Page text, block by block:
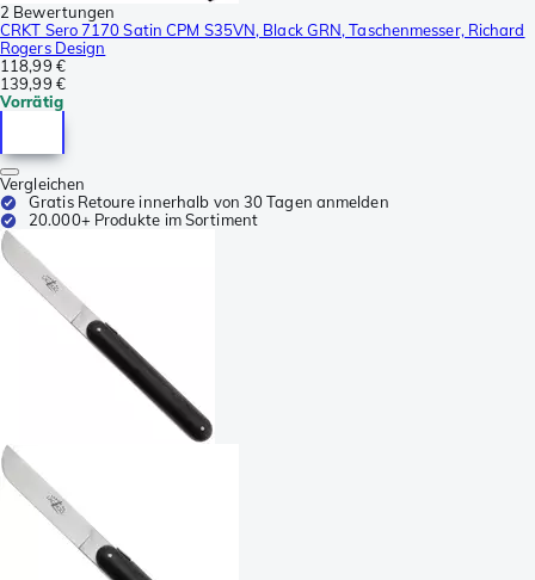
2 Bewertungen
CRKT Sero 7170 Satin CPM S35VN, Black GRN, Taschenmesser, Richard
Rogers Design
118,99 €
139,99 €
Vorrätig
Vergleichen
Gratis Retoure innerhalb von 30 Tagen anmelden
20.000+ Produkte im Sortiment